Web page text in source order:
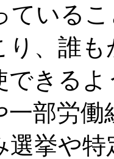
ている
り、誰
できる
部労働
選挙や